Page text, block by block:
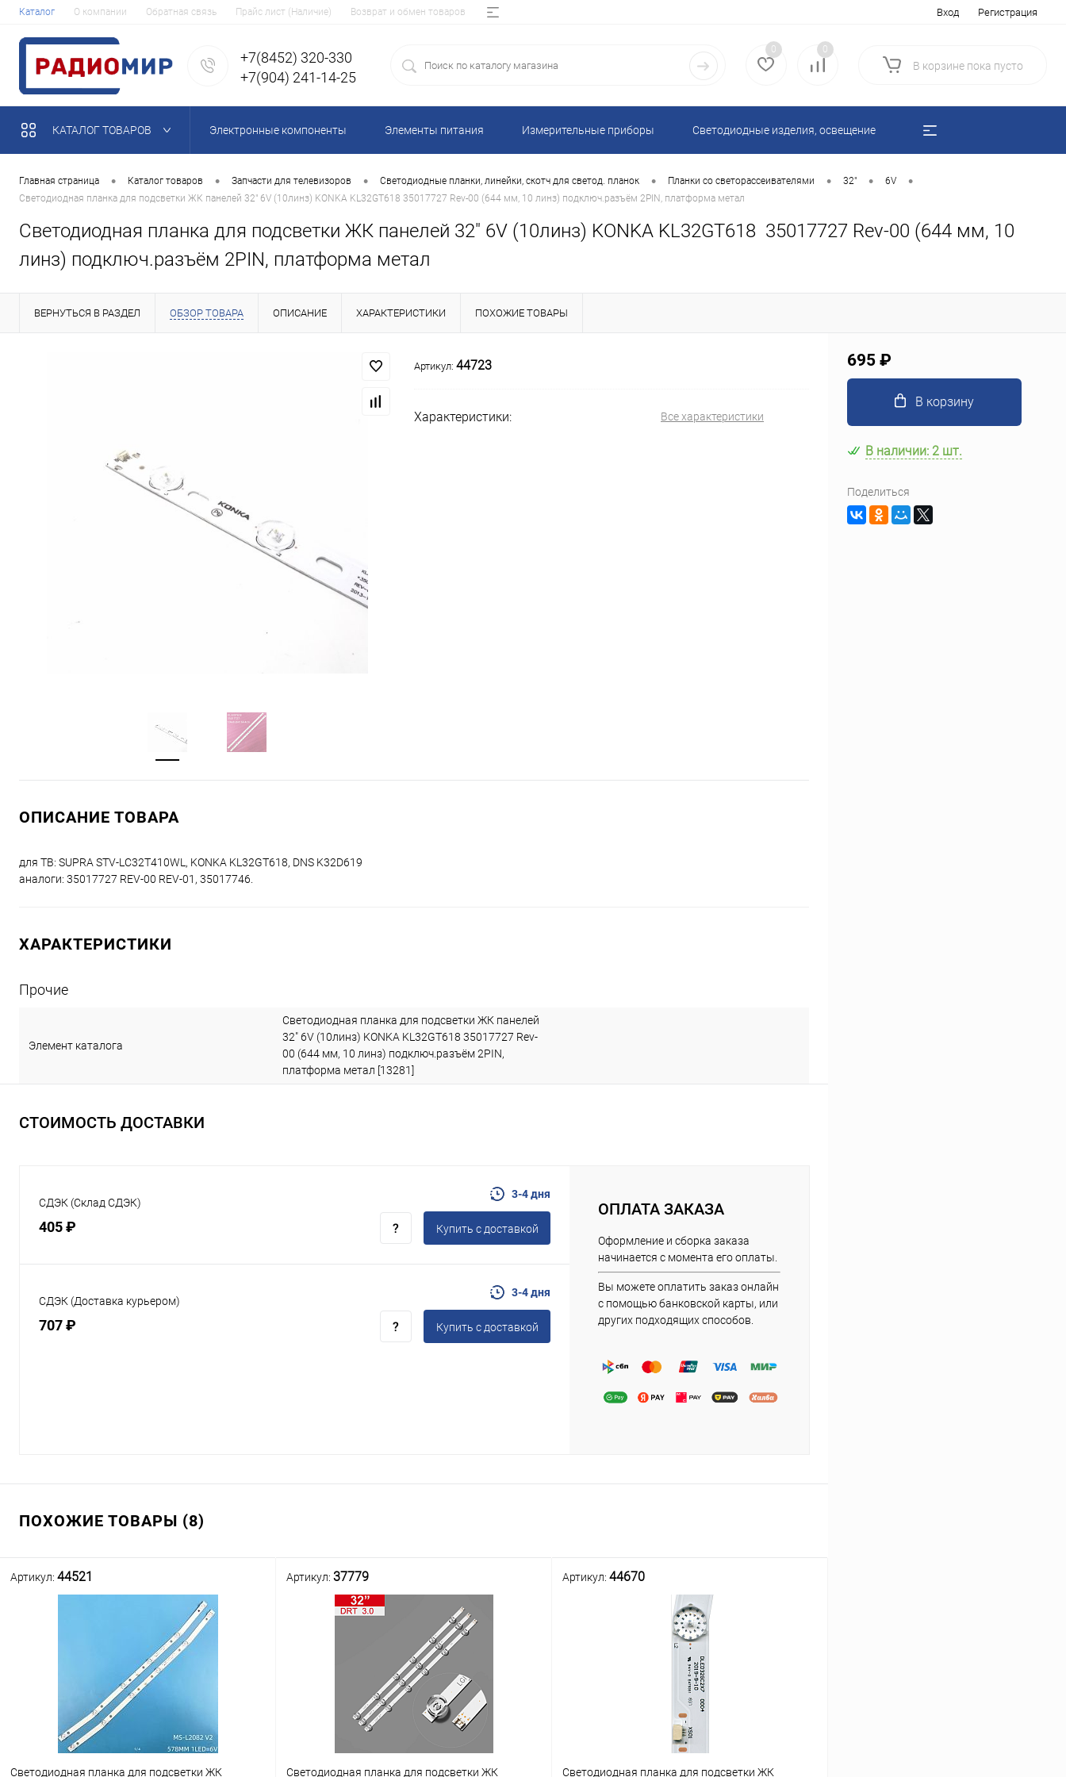
Каталог О компании Обратная связь Прайс лист (Наличие) Возврат и обмен товаров Вход Регистрация
+7(8452) 320-330
+7(904) 241-14-25
0 0
В корзине пока пусто
КАТАЛОГ ТОВАРОВ Электронные компоненты Элементы питания Измерительные приборы Светодиодные изделия, освещение
Главная страница • Каталог товаров • Запчасти для телевизоров • Светодиодные планки, линейки, скотч для светод. планок • Планки со светорассеивателями • 32" • 6V •
Светодиодная планка для подсветки ЖК панелей 32" 6V (10линз) KONKA KL32GT618 35017727 Rev-00 (644 мм, 10 линз) подключ.разъём 2PIN, платформа метал
Светодиодная планка для подсветки ЖК панелей 32" 6V (10линз) KONKA KL32GT618 35017727 Rev-00 (644 мм, 10
линз) подключ.разъём 2PIN, платформа метал
ВЕРНУТЬСЯ В РАЗДЕЛ ОБЗОР ТОВАРА ОПИСАНИЕ ХАРАКТЕРИСТИКИ ПОХОЖИЕ ТОВАРЫ
Артикул: 44723
Характеристики: Все характеристики
ОПИСАНИЕ ТОВАРА
для ТВ: SUPRA STV-LC32T410WL, KONKA KL32GT618, DNS K32D619
аналоги: 35017727 REV-00 REV-01, 35017746.
ХАРАКТЕРИСТИКИ
Прочие
Элемент каталога
Светодиодная планка для подсветки ЖК панелей
32" 6V (10линз) KONKA KL32GT618 35017727 Rev-
00 (644 мм, 10 линз) подключ.разъём 2PIN,
платформа метал [13281]
СТОИМОСТЬ ДОСТАВКИ
СДЭК (Склад СДЭК)
405 ₽
3-4 дня
Купить c доставкой
СДЭК (Доставка курьером)
707 ₽
3-4 дня
Купить c доставкой
ОПЛАТА ЗАКАЗА
Оформление и сборка заказа
начинается с момента его оплаты.
Вы можете оплатить заказ онлайн
с помощью банковской карты, или
других подходящих способов.
ПОХОЖИЕ ТОВАРЫ (8)
Артикул: 44521
Светодиодная планка для подсветки ЖК
Артикул: 37779
Светодиодная планка для подсветки ЖК
Артикул: 44670
Светодиодная планка для подсветки ЖК
695 ₽
В корзину
В наличии: 2 шт.
Поделиться